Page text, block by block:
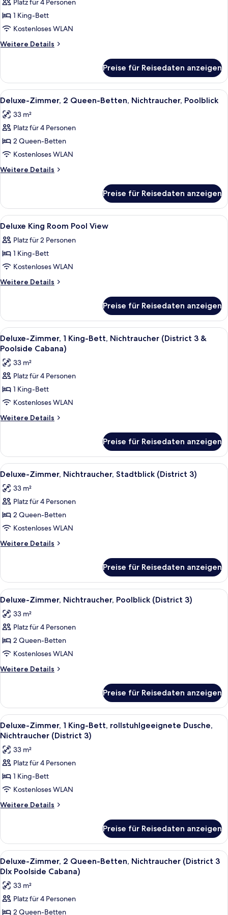
Deluxe-
Zimmer,
1 King-
Bett,
Nichtraucher,
anzeigen
Platz für 4 Personen
1 King-Bett
Kostenloses WLAN
Weitere Details
Weitere
Zimmer,
1 King-
Bett,
Poolblick
Preise für Reisedaten anzeigen
Alle
Fotos
für
Deluxe-
Zimmer,
2 Queen-
Betten,
Nichtraucher,
anzeigen
Ein Hotelzimmer mit zwei Betten,
9
Deluxe-Zimmer, 2 Queen-Betten, Nichtraucher, Poolblick
33 m²
Platz für 4 Personen
2 Queen-Betten
Kostenloses WLAN
Weitere Details
Weitere
Zimmer,
2 Queen-
Betten,
Nichtraucher,
Poolblick
Preise für Reisedaten anzeigen
Alle
Fotos
für
Deluxe
King
Room
anzeigen
Daunenbettdecken, Pillowtop-
4
Deluxe King Room Pool View
Platz für 2 Personen
1 King-Bett
Kostenloses WLAN
Weitere Details
Weitere
King
Room
Pool
View
Preise für Reisedaten anzeigen
Alle
Fotos
für
Deluxe-
Zimmer,
1 King-
Bett,
Nichtraucher
&
Poolside
Cabana)
anzeigen
Ein modernes Hotelzimmer mit
9
Deluxe-Zimmer, 1 King-Bett, Nichtraucher (District 3 &
Poolside Cabana)
33 m²
Platz für 4 Personen
1 King-Bett
Kostenloses WLAN
Weitere Details
Weitere
Zimmer,
1 King-
Bett,
(District
3
Poolside
Cabana)
Preise für Reisedaten anzeigen
Alle
Fotos
für
Deluxe-
Zimmer,
Nichtraucher,
Stadtblick
(District
anzeigen
Ein Hotelzimmer mit zwei Betten,
6
Deluxe-Zimmer, Nichtraucher, Stadtblick (District 3)
33 m²
Platz für 4 Personen
2 Queen-Betten
Kostenloses WLAN
Weitere Details
Weitere
Zimmer,
Nichtraucher,
Stadtblick
3)
Preise für Reisedaten anzeigen
Alle
Fotos
für
Deluxe-
Zimmer,
Nichtraucher,
Poolblick
(District
anzeigen
Ein Hotelzimmer mit zwei Betten,
6
Deluxe-Zimmer, Nichtraucher, Poolblick (District 3)
33 m²
Platz für 4 Personen
2 Queen-Betten
Kostenloses WLAN
Weitere Details
Weitere
Zimmer,
Nichtraucher,
Poolblick
(District
Preise für Reisedaten anzeigen
Alle
Fotos
für
Deluxe-
Zimmer,
1 King-
Bett,
rollstuhlgeeignete
(District
3)
anzeigen
Ein modernes Hotelzimmer mit
8
Deluxe-Zimmer, 1 King-Bett, rollstuhlgeeignete Dusche,
Nichtraucher (District 3)
33 m²
Platz für 4 Personen
1 King-Bett
Kostenloses WLAN
Weitere Details
Weitere
Zimmer,
1 King-
Bett,
rollstuhlgeeignete
Nichtraucher
(District
Preise für Reisedaten anzeigen
Alle
Fotos
für
Deluxe-
Zimmer,
Ein moderner Außen-
6
Deluxe-Zimmer, 2 Queen-Betten, Nichtraucher (District 3
Dlx Poolside Cabana)
33 m²
Platz für 4 Personen
2 Queen-Betten